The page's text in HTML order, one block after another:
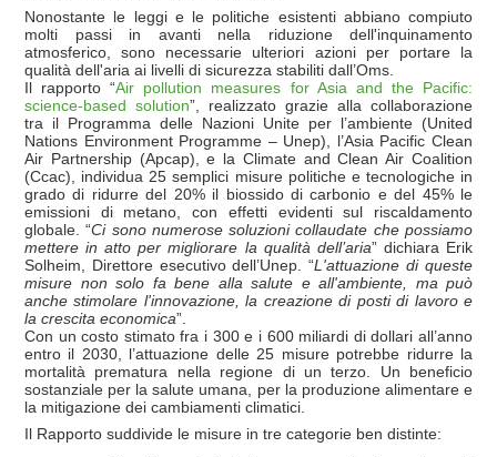
Nonostante le leggi e le politiche esistenti abbiano compiuto
molti passi in avanti nella riduzione dell'inquinamento
atmosferico, sono necessarie ulteriori azioni per portare la
qualità dell'aria ai livelli di sicurezza stabiliti dall’Oms.
Il rapporto “Air pollution measures for Asia and the Pacific:
science-based solution”, realizzato grazie alla collaborazione
tra il Programma delle Nazioni Unite per l’ambiente (United
Nations Environment Programme – Unep), l’Asia Pacific Clean
Air Partnership (Apcap), e la Climate and Clean Air Coalition
(Ccac), individua 25 semplici misure politiche e tecnologiche in
grado di ridurre del 20% il biossido di carbonio e del 45% le
emissioni di metano, con effetti evidenti sul riscaldamento
globale. “Ci sono numerose soluzioni collaudate che possiamo
mettere in atto per migliorare la qualità dell’aria” dichiara Erik
Solheim, Direttore esecutivo dell’Unep. “L'attuazione di queste
misure non solo fa bene alla salute e all'ambiente, ma può
anche stimolare l'innovazione, la creazione di posti di lavoro e
la crescita economica”.
Con un costo stimato fra i 300 e i 600 miliardi di dollari all’anno
entro il 2030, l’attuazione delle 25 misure potrebbe ridurre la
mortalità prematura nella regione di un terzo. Un beneficio
sostanziale per la salute umana, per la produzione alimentare e
la mitigazione dei cambiamenti climatici.
Il Rapporto suddivide le misure in tre categorie ben distinte: